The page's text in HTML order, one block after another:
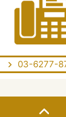
03-6277-